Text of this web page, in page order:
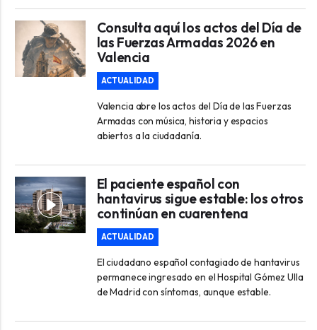
Consulta aquí los actos del Día de
las Fuerzas Armadas 2026 en
Valencia
ACTUALIDAD
Valencia abre los actos del Día de las Fuerzas
Armadas con música, historia y espacios
abiertos a la ciudadanía.
El paciente español con
hantavirus sigue estable: los otros
continúan en cuarentena
ACTUALIDAD
El ciudadano español contagiado de hantavirus
permanece ingresado en el Hospital Gómez Ulla
de Madrid con síntomas, aunque estable.